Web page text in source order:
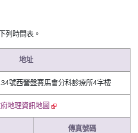
列時間表。
地址
號西營盤賽馬會分科診療所4字樓
地理資訊地圖
傳真號碼